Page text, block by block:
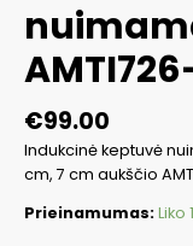
€99.00
Indukcinė keptuvė
cm, 7 cm aukščio
Prieinamumas:Liko